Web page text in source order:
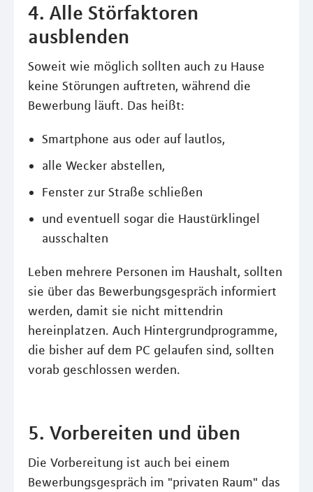
4. Alle Störfaktoren
ausblenden
Soweit wie möglich sollten auch zu Hause
keine Störungen auftreten, während die
Bewerbung läuft. Das heißt:
Smartphone aus oder auf lautlos,
alle Wecker abstellen,
Fenster zur Straße schließen
und eventuell sogar die Haustürklingel
ausschalten
Leben mehrere Personen im Haushalt, sollten
sie über das Bewerbungsgespräch informiert
werden, damit sie nicht mittendrin
hereinplatzen. Auch Hintergrundprogramme,
die bisher auf dem PC gelaufen sind, sollten
vorab geschlossen werden.
5. Vorbereiten und üben
Die Vorbereitung ist auch bei einem
Bewerbungsgespräch im "privaten Raum" das